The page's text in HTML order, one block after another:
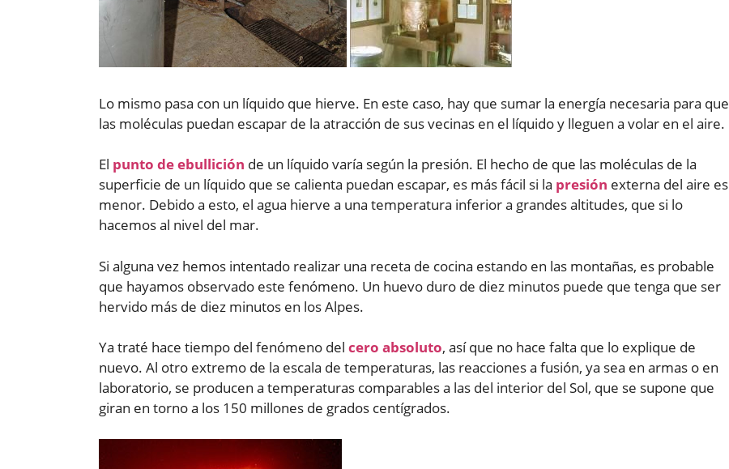
Lo mismo pasa con un líquido que hierve. En este caso, hay que sumar la energía necesaria para que
las moléculas puedan escapar de la atracción de sus vecinas en el líquido y lleguen a volar en el aire.
El punto de ebullición de un líquido varía según la presión. El hecho de que las moléculas de la
superficie de un líquido que se calienta puedan escapar, es más fácil si la presión externa del aire es
menor. Debido a esto, el agua hierve a una temperatura inferior a grandes altitudes, que si lo
hacemos al nivel del mar.
Si alguna vez hemos intentado realizar una receta de cocina estando en las montañas, es probable
que hayamos observado este fenómeno. Un huevo duro de diez minutos puede que tenga que ser
hervido más de diez minutos en los Alpes.
Ya traté hace tiempo del fenómeno del cero absoluto, así que no hace falta que lo explique de
nuevo. Al otro extremo de la escala de temperaturas, las reacciones a fusión, ya sea en armas o en
laboratorio, se producen a temperaturas comparables a las del interior del Sol, que se supone que
giran en torno a los 150 millones de grados centígrados.